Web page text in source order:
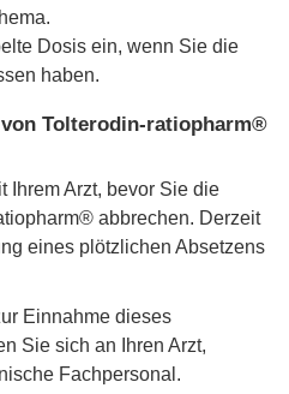
Dosis ein, wenn Sie die
haben.
Tolterodin-ratiopharm®
Ihrem Arzt, bevor Sie die
abbrechen. Derzeit
eines plötzlichen Absetzens
Einnahme dieses
Sie sich an Ihren Arzt,
Fachpersonal.